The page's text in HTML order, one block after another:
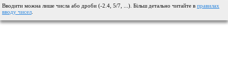
Вводити можна лише числа або дроби (-2.4, 5/7, ...). Більш детально читайте в правилах
вводу чисел